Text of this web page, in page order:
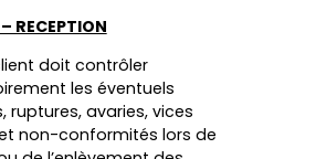
RECEPTION
doit contrôler
les éventuels
ruptures, avaries, vices
non-conformités lors de